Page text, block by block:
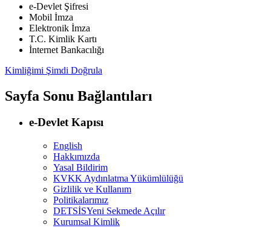
e-Devlet Şifresi
Mobil İmza
Elektronik İmza
T.C. Kimlik Kartı
İnternet Bankacılığı
Kimliğimi Şimdi Doğrula
Sayfa Sonu Bağlantıları
e-Devlet Kapısı
English
Hakkımızda
Yasal Bildirim
KVKK Aydınlatma Yükümlülüğü
Gizlilik ve Kullanım
Politikalarımız
DETSİSYeni Sekmede Açılır
Kurumsal Kimlik